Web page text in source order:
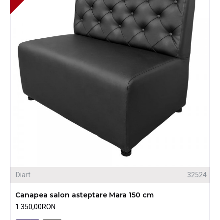
Diart 32524
Canapea salon asteptare Mara 150 cm
1.350,00RON